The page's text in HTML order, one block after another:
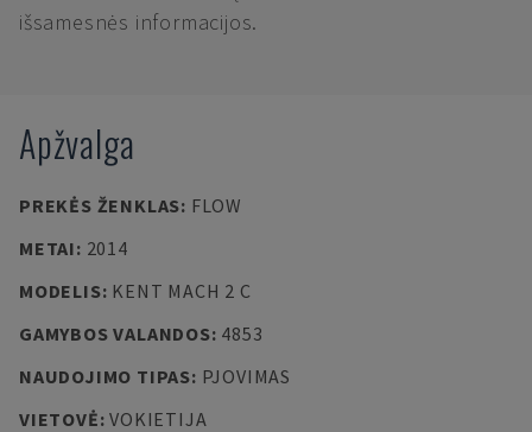
išsamesnės informacijos.
Apžvalga
PREKĖS ŽENKLAS: FLOW
METAI: 2014
MODELIS: KENT MACH 2 C
GAMYBOS VALANDOS: 4853
NAUDOJIMO TIPAS: PJOVIMAS
VIETOVĖ:VOKIETIJA